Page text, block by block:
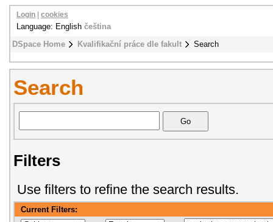
DSpace Home Kvalifikační práce dle fakult Search
Login cookies
Language: English čeština
Search
Filters
Use filters to refine the search results.
Current Filters: